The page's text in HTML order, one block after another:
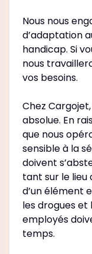
Nous nous
d’adaptation
handicap. Si
nous
vos besoins.
Chez
absolue. En
que nous
sensible à la
doivent
tant sur le lieu
d’un élément
les drogues et
employés
temps.